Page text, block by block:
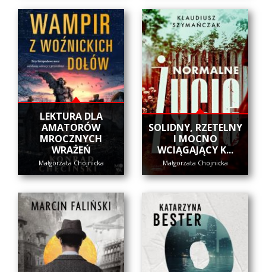
LEKTURA DLA
AMATORÓW
MROCZNYCH
WRAŻEŃ
Małgorzata Chojnicka
SOLIDNY, RZETELNY
I MOCNO
WCIĄGAJĄCY K...
Małgorzata Chojnicka